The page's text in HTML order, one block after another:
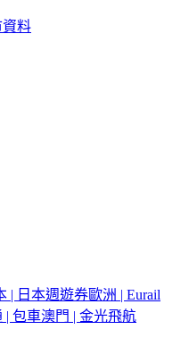
資料
| 日本週遊券歐洲 | Eurail
| 包車澳門 | 金光飛航